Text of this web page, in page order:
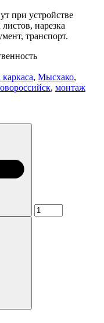
при устройстве
нарезка
транспорт.
каркаса, Мысхако,
, монтаж